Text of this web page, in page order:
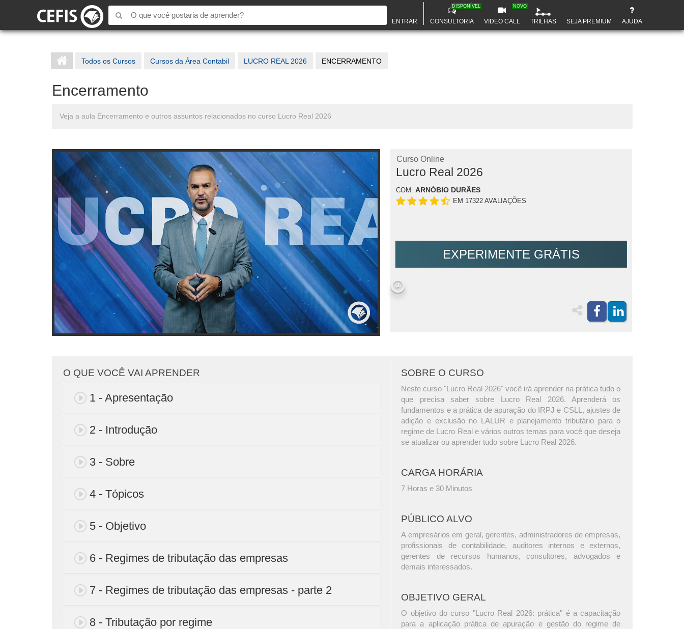
ENTRAR CONSULTORIA
DISPONÍVEL
VIDEO CALL
NOVO
TRILHAS SEJA PREMIUM AJUDA
Todos os Cursos Cursos da Área Contabil LUCRO REAL 2026 ENCERRAMENTO
Encerramento
Veja a aula Encerramento e outros assuntos relacionados no curso Lucro Real 2026
Curso Online
Lucro Real 2026
COM: ARNÓBIO DURÃES
EM 17322 AVALIAÇÕES
EXPERIMENTE GRÁTIS
O QUE VOCÊ VAI APRENDER
1 - Apresentação
2 - Introdução
3 - Sobre
4 - Tópicos
5 - Objetivo
6 - Regimes de tributação das empresas
7 - Regimes de tributação das empresas - parte 2
8 - Tributação por regime
SOBRE O CURSO
Neste curso "Lucro Real 2026" você irá aprender na prática tudo o
que precisa saber sobre Lucro Real 2026. Aprenderá os
fundamentos e a prática de apuração do IRPJ e CSLL, ajustes de
adição e exclusão no LALUR e planejamento tributário para o
regime de Lucro Real e vários outros temas para você que deseja
se atualizar ou aprender tudo sobre Lucro Real 2026.
CARGA HORÁRIA
7 Horas e 30 Minutos
PÚBLICO ALVO
A empresários em geral, gerentes, administradores de empresas,
profissionais de contabilidade, auditores internos e externos,
gerentes de recursos humanos, consultores, advogados e
demais interessados.
OBJETIVO GERAL
O objetivo do curso "Lucro Real 2026: prática" é a capacitação
para a aplicação prática de apuração e gestão do regime de